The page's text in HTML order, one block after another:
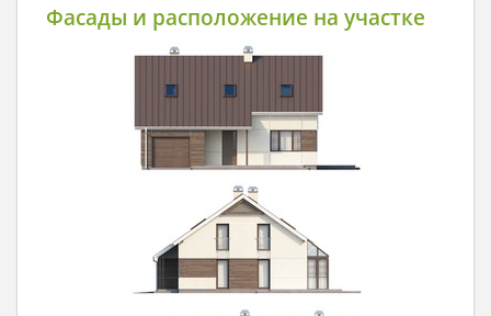
Фасады и расположение на участке